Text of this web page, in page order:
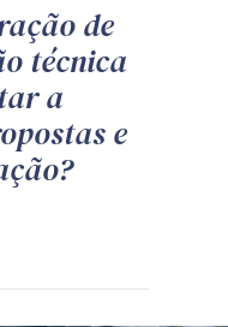
de
técnica
a
e